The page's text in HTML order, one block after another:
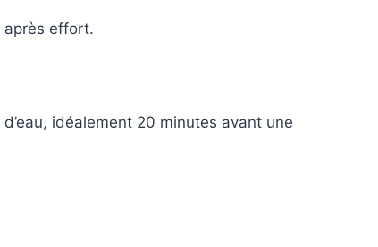
après effort.
idéalement 20 minutes avant une